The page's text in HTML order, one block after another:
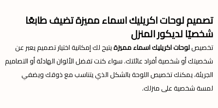
تصميم لوحات اكريليك اسماء مميزة تضيف طابعًا
شخصيًا لديكور المنزل
تخصيصلوحات اكريليك اسماء مميزةيتيح لك إمكانية اختيار تصميم يعبر عن
شخصيتك أو شخصية أفراد عائلتك. سواء كنت تفضل الألوان الهادئة أو التصاميم
الجريئة، يمكنك تخصيص اللوحة بالشكل الذي يتناسب مع ذوقك ويضفي
لمسة شخصية على منزلك.